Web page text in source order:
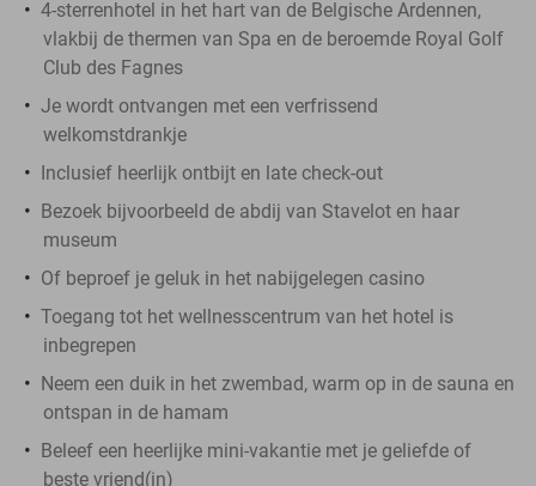
4-sterrenhotel in het hart van de Belgische Ardennen,
vlakbij de thermen van Spa en de beroemde Royal Golf
Club des Fagnes
Je wordt ontvangen met een verfrissend
welkomstdrankje
Inclusief heerlijk ontbijt en late check-out
Bezoek bijvoorbeeld de abdij van Stavelot en haar
museum
Of beproef je geluk in het nabijgelegen casino
Toegang tot het wellnesscentrum van het hotel is
inbegrepen
Neem een duik in het zwembad, warm op in de sauna en
ontspan in de hamam
Beleef een heerlijke mini-vakantie met je geliefde of
beste vriend(in)